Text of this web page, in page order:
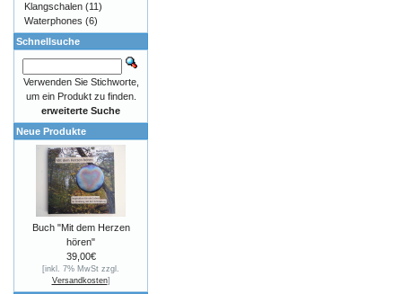
Klangschalen (11)
Waterphones (6)
Schnellsuche
Verwenden Sie Stichworte,
um ein Produkt zu finden.
erweiterte Suche
Neue Produkte
Buch "Mit dem Herzen
hören"
39,00€
[inkl. 7% MwSt zzgl.
Versandkosten]